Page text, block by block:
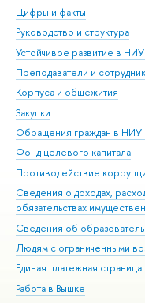
Цифры и факты
Руководство и структура
Устойчивое развитие в
Преподаватели и
Корпуса и общежития
Закупки
Обращения граждан в
Фонд целевого капитала
Противодействие
Сведения о доходах,
обязательствах
Сведения об
Людям с ограниченными
Единая платежная страница
Работа в Вышке